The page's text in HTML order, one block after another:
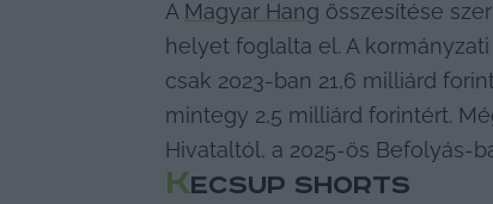
A Magyar Hang összesítése
helyet foglalta el. A
csak 2023-ban 21,6 milliárd
mintegy 2,5 milliárd forintért.
Hivataltól, a 2025-ös Befolyás-
KECSUP SHORTS